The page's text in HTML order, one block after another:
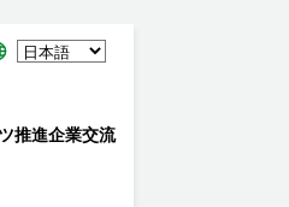
推進企業交流